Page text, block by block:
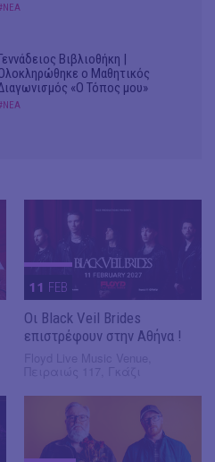
Βιβλιοθήκη |
ο Μαθητικός
«Ο Τόπος μου»
11 FEB
Οι Black Veil Brides
επιστρέφουν στην Αθήνα !